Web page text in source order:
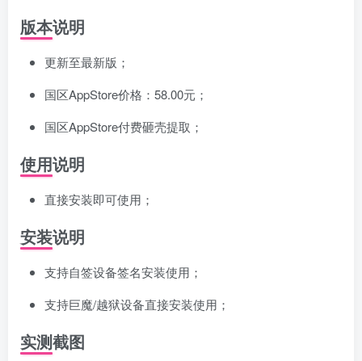
版本说明
更新至最新版；
国区AppStore价格：58.00元；
国区AppStore付费砸壳提取；
使用说明
直接安装即可使用；
安装说明
支持自签设备签名安装使用；
支持巨魔/越狱设备直接安装使用；
实测截图